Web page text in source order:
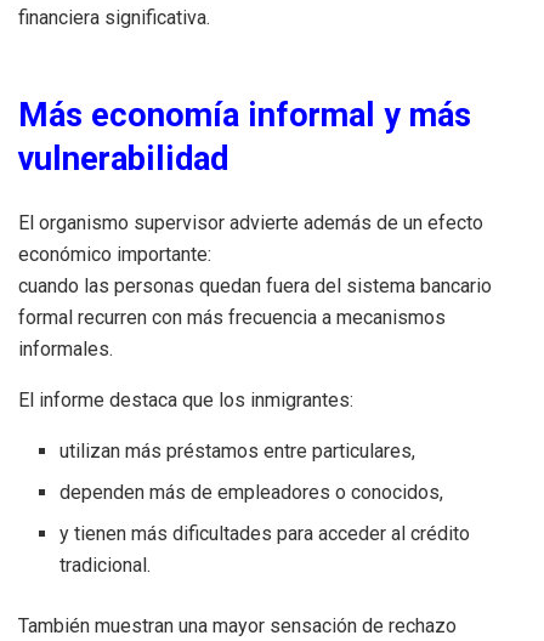
financiera significativa.
Más economía informal y más
vulnerabilidad
El organismo supervisor advierte además de un efecto
económico importante:
cuando las personas quedan fuera del sistema bancario
formal recurren con más frecuencia a mecanismos
informales.
El informe destaca que los inmigrantes:
utilizan más préstamos entre particulares,
dependen más de empleadores o conocidos,
y tienen más dificultades para acceder al crédito
tradicional.
También muestran una mayor sensación de rechazo